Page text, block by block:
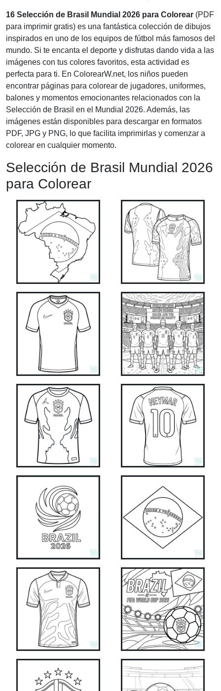
16 Selección de Brasil Mundial 2026 para Colorear (PDF
para imprimir gratis) es una fantástica colección de dibujos
inspirados en uno de los equipos de fútbol más famosos del
mundo. Si te encanta el deporte y disfrutas dando vida a las
imágenes con tus colores favoritos, esta actividad es
perfecta para ti. En ColorearW.net, los niños pueden
encontrar páginas para colorear de jugadores, uniformes,
balones y momentos emocionantes relacionados con la
Selección de Brasil en el Mundial 2026. Además, las
imágenes están disponibles para descargar en formatos
PDF, JPG y PNG, lo que facilita imprimirlas y comenzar a
colorear en cualquier momento.
Selección de Brasil Mundial 2026
para Colorear